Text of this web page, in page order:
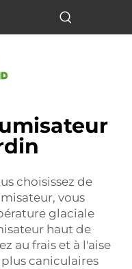
choisissez de
vous
glaciale
haut de
au frais et à l'aise
caniculaires